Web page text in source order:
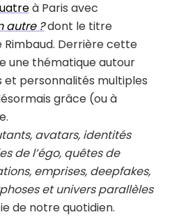
à Paris avec
autre ?dont le titre
Derrière cette
une thématique autour
personnalités multiples
grâce (ou à
avatars, identités
de l’égo, quêtes de
emprises, deepfakes,
et univers parallèles
de notre quotidien.